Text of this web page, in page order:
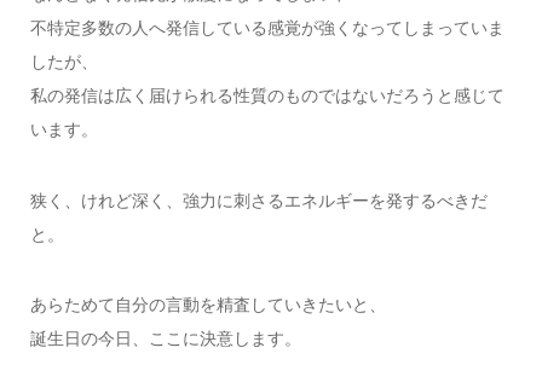
不特定多数の人へ発信している感覚が強くなってしまっていま
したが、
私の発信は広く届けられる性質のものではないだろうと感じて
います。
狭く、けれど深く、強力に刺さるエネルギーを発するべきだ
と。
あらためて自分の言動を精査していきたいと、
誕生日の今日、ここに決意します。